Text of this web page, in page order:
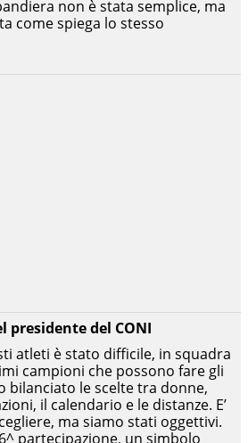
presidente del CONI
atleti è stato difficile, in squadra
campioni che possono fare gli
bilanciato le scelte tra donne,
il calendario e le distanze. E’
ma siamo stati oggettivi.
partecipazione, un simbolo
non è stata semplice, ma
come spiega lo stesso